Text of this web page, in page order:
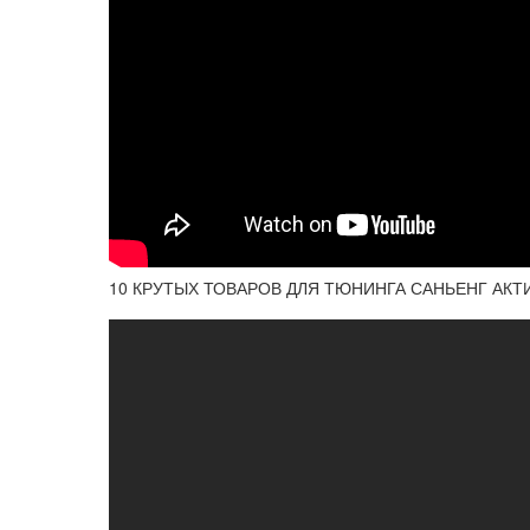
10 КРУТЫХ ТОВАРОВ ДЛЯ ТЮНИНГА САНЬЕНГ